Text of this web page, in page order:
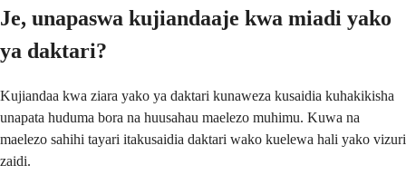
Je, unapaswa kujiandaaje kwa miadi yako
ya daktari?
Kujiandaa kwa ziara yako ya daktari kunaweza kusaidia kuhakikisha
unapata huduma bora na huusahau maelezo muhimu. Kuwa na
maelezo sahihi tayari itakusaidia daktari wako kuelewa hali yako vizuri
zaidi.